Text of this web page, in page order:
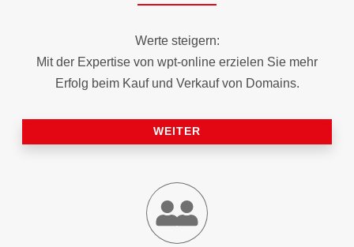
Werte steigern:
Mit der Expertise von wpt-online erzielen Sie mehr
Erfolg beim Kauf und Verkauf von Domains.
WEITER